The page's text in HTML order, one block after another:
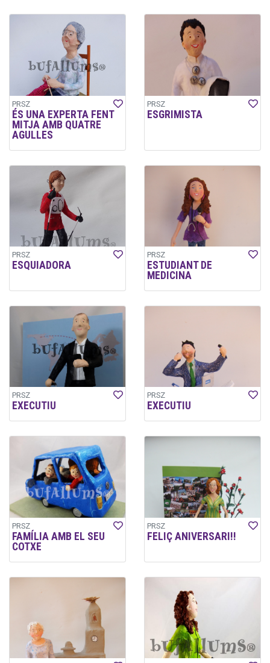
PRSZ
ÉS UNA EXPERTA FENT
MITJA AMB QUATRE
AGULLES
PRSZ
ESGRIMISTA
PRSZ
ESQUIADORA
PRSZ
ESTUDIANT DE
MEDICINA
PRSZ
EXECUTIU
PRSZ
EXECUTIU
PRSZ
FAMÍLIA AMB EL SEU
COTXE
PRSZ
FELIÇ ANIVERSARI!!